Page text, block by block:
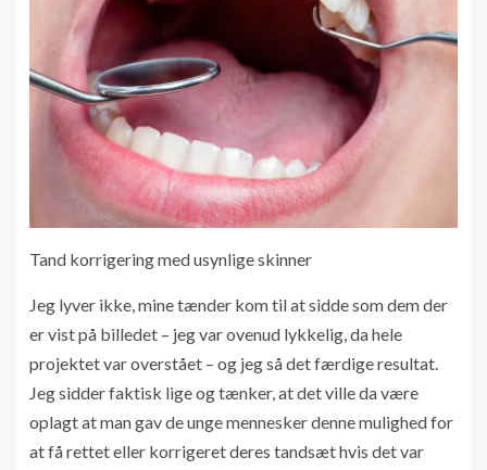
Tand korrigering med usynlige skinner
Jeg lyver ikke, mine tænder kom til at sidde som dem der
er vist på billedet – jeg var ovenud lykkelig, da hele
projektet var overstået – og jeg så det færdige resultat.
Jeg sidder faktisk lige og tænker, at det ville da være
oplagt at man gav de unge mennesker denne mulighed for
at få rettet eller korrigeret deres tandsæt hvis det var